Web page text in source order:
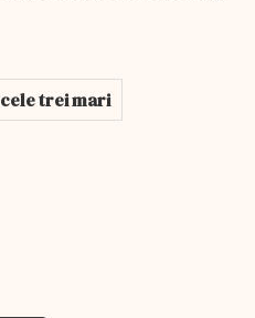
cele trei mari